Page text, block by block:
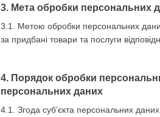
3. Мета обробки персональних
3.1. Метою обробки персональних
за придбані товари та послуги
4. Порядок обробки
персональних даних
4.1. Згода суб’єкта персональних